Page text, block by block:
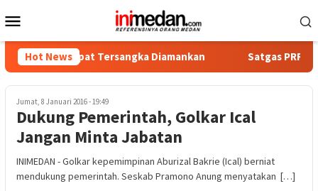
ke
Mobile
Hot News
Empat Tersangka Diamankan Satgas PRR Pacu
Jumat, 8 Januari 2016 - 19:49
Dukung Pemerintah, Golkar Ical
Jangan Minta Jabatan
INIMEDAN - Golkar kepemimpinan Aburizal Bakrie (Ical) berniat
mendukung pemerintah. Seskab Pramono Anung menyatakan […]